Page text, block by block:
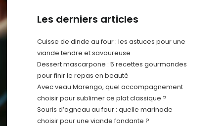
Les derniers articles
Cuisse de dinde au four : les astuces pour une
viande tendre et savoureuse
Dessert mascarpone : 5 recettes gourmandes
pour finir le repas en beauté
Avec veau Marengo, quel accompagnement
choisir pour sublimer ce plat classique ?
Souris d’agneau au four : quelle marinade
choisir pour une viande fondante ?